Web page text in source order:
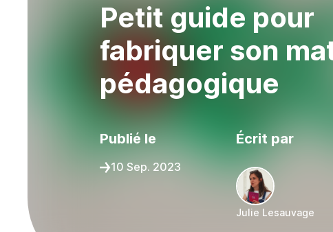
Petit guide pour
fabriquer son
pédagogique
Publié le
10 Sep. 2023
Écrit par
Julie Lesauvage